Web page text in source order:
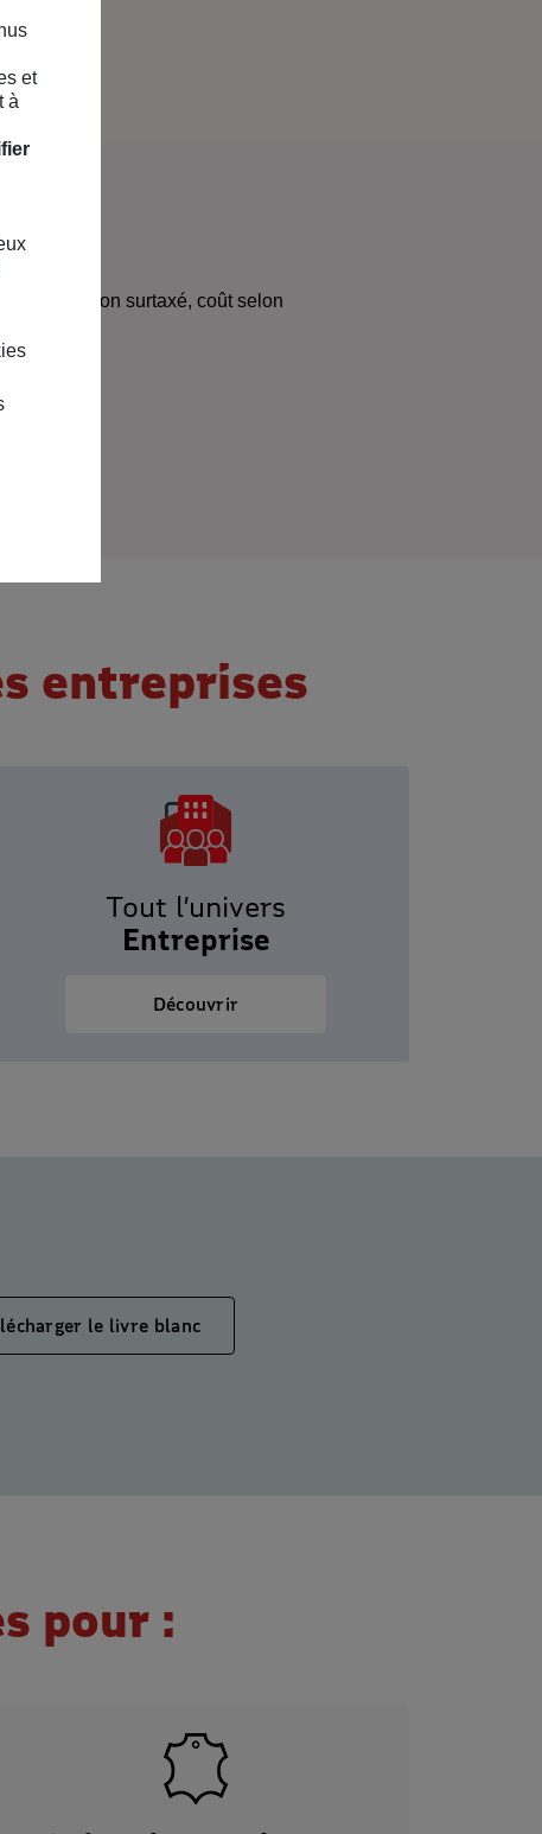
(appel non surtaxé, coût selon
entreprises
Tout l’univers
Entreprise
Découvrir
le livre blanc
pour :
et
à